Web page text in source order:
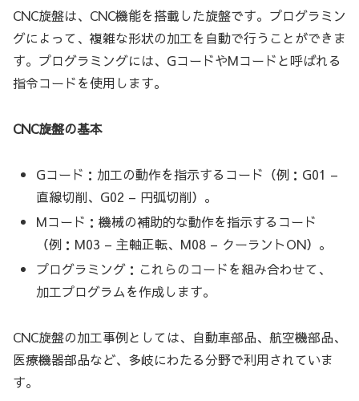
CNC旋盤は、CNC機能を搭載した旋盤です。プログラミン
グによって、複雑な形状の加工を自動で行うことができま
す。プログラミングには、GコードやMコードと呼ばれる
指令コードを使用します。
CNC旋盤の基本
Gコード：加工の動作を指示するコード（例：G01 –
直線切削、G02 – 円弧切削）。
Mコード：機械の補助的な動作を指示するコード
（例：M03 – 主軸正転、M08 – クーラントON）。
プログラミング：これらのコードを組み合わせて、
加工プログラムを作成します。
CNC旋盤の加工事例としては、自動車部品、航空機部品、
医療機器部品など、多岐にわたる分野で利用されていま
す。